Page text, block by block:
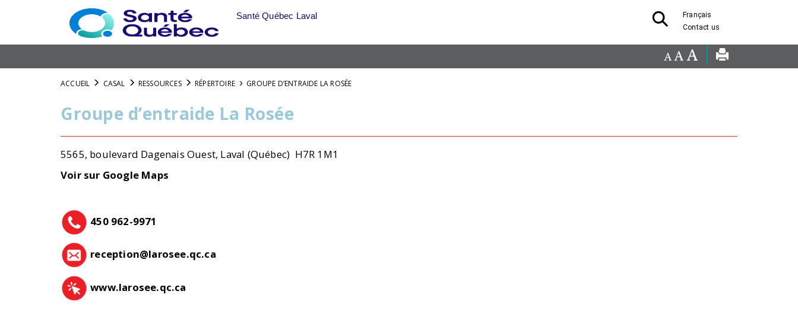
Français
Contact us
Santé Québec Laval
ACCUEIL CASAL RESSOURCES RÉPERTOIRE GROUPE D’ENTRAIDE LA ROSÉE
Groupe d’entraide La Rosée
5565, boulevard Dagenais Ouest, Laval (Québec) H7R 1M1
Voir sur Google Maps
450 962-9971
reception@larosee.qc.ca
www.larosee.qc.ca